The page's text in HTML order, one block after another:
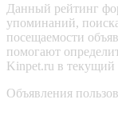
Данный рейтинг
упоминаний,
посещаемости
помогают
Kinpet.ru в текущий
Объявления